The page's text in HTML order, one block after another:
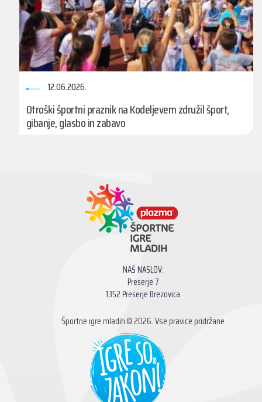
12.06.2026.
Otroški športni praznik na Kodeljevem združil šport,
gibanje, glasbo in zabavo
NAŠ NASLOV:
Preserje 7
1352 Preserje Brezovica
Športne igre mladih © 2026. Vse pravice pridržane